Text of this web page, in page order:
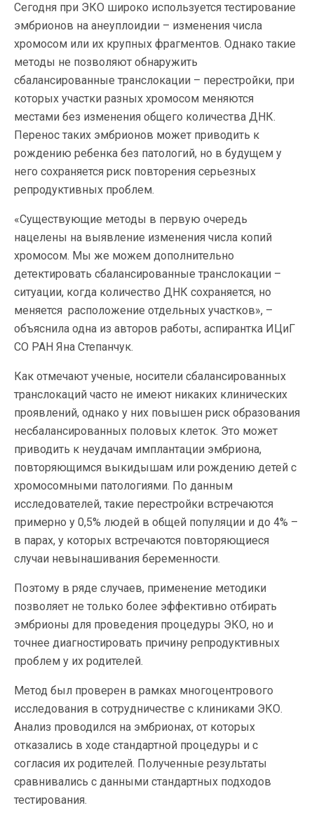
Сегодня при ЭКО широко используется тестирование
эмбрионов на анеуплоидии – изменения числа
хромосом или их крупных фрагментов. Однако такие
методы не позволяют обнаружить
сбалансированные транслокации – перестройки, при
которых участки разных хромосом меняются
местами без изменения общего количества ДНК.
Перенос таких эмбрионов может приводить к
рождению ребенка без патологий, но в будущем у
него сохраняется риск повторения серьезных
репродуктивных проблем.
«Существующие методы в первую очередь
нацелены на выявление изменения числа копий
хромосом. Мы же можем дополнительно
детектировать сбалансированные транслокации –
ситуации, когда количество ДНК сохраняется, но
меняется расположение отдельных участков», –
объяснила одна из авторов работы, аспирантка ИЦиГ
СО РАН Яна Степанчук.
Как отмечают ученые, носители сбалансированных
транслокаций часто не имеют никаких клинических
проявлений, однако у них повышен риск образования
несбалансированных половых клеток. Это может
приводить к неудачам имплантации эмбриона,
повторяющимся выкидышам или рождению детей с
хромосомными патологиями. По данным
исследователей, такие перестройки встречаются
примерно у 0,5% людей в общей популяции и до 4% –
в парах, у которых встречаются повторяющиеся
случаи невынашивания беременности.
Поэтому в ряде случаев, применение методики
позволяет не только более эффективно отбирать
эмбрионы для проведения процедуры ЭКО, но и
точнее диагностировать причину репродуктивных
проблем у их родителей.
Метод был проверен в рамках многоцентрового
исследования в сотрудничестве с клиниками ЭКО.
Анализ проводился на эмбрионах, от которых
отказались в ходе стандартной процедуры и с
согласия их родителей. Полученные результаты
сравнивались с данными стандартных подходов
тестирования.